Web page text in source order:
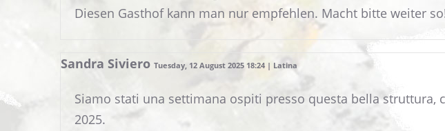
Diesen Gasthof kann man nur empfehlen. Macht bitte weiter
Sandra Siviero Tuesday, 12 August 2025 18:24 | Latina
Siamo stati una settimana ospiti presso questa bella
2025.